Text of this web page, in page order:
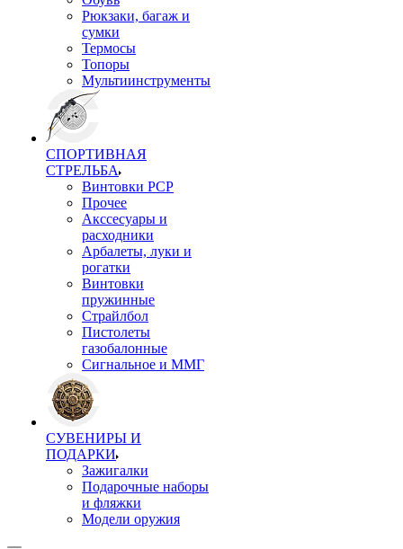
Рюкзаки, багаж и
сумки
Термосы
Топоры
Мультиинструменты
СПОРТИВНАЯ
СТРЕЛЬБА
Винтовки PCP
Прочее
Акссесуары и
расходники
Арбалеты, луки и
рогатки
Винтовки
пружинные
Страйлбол
Пистолеты
газобалонные
Сигнальное и ММГ
СУВЕНИРЫ И
ПОДАРКИ
Зажигалки
Подарочные наборы
и фляжки
Модели оружия